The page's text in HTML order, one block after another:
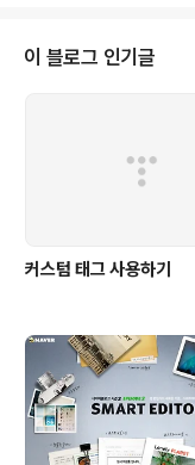
이 블로그 인기글
커스텀 태그 사용하기